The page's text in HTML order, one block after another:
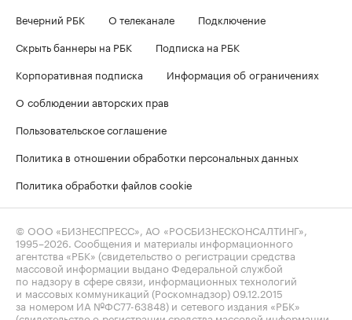
Вечерний РБК
О телеканале
Подключение
Скрыть баннеры на РБК
Подписка на РБК
Корпоративная подписка
Информация об ограничениях
О соблюдении авторских прав
Пользовательское соглашение
Политика в отношении обработки персональных данных
Политика обработки файлов cookie
© ООО «БИЗНЕСПРЕСС», АО «РОСБИЗНЕСКОНСАЛТИНГ»,
1995–2026 . Сообщения и материалы информационного
агентства «РБК» (свидетельство о регистрации средства
массовой информации выдано Федеральной службой
по надзору в сфере связи, информационных технологий
и массовых коммуникаций (Роскомнадзор) 09.12.2015
за номером ИА №ФС77-63848) и сетевого издания «РБК»